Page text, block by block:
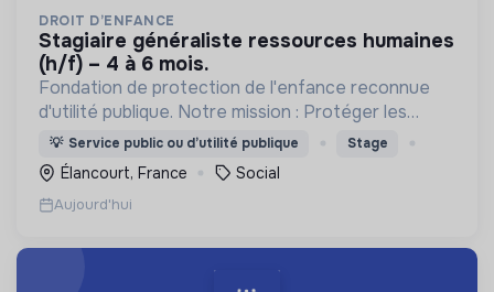
DROIT D’ENFANCE
stagiaire généraliste ressources humaines
(h/f) – 4 à 6 mois.
Fondation de protection de l'enfance reconnue
d'utilité publique. Notre mission : Protéger les
enfants et accompagner les familles.
💡 Service public ou d’utilité publique Stage
Élancourt, France Social
Aujourd'hui